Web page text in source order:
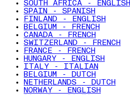
SOUTH AFRICA - ENGLISH
SPAIN - SPANISH
FINLAND - ENGLISH
BELGIUM - FRENCH
CANADA - FRENCH
SWITZERLAND - FRENCH
FRANCE - FRENCH
HUNGARY - ENGLISH
ITALY - ITALIAN
BELGIUM - DUTCH
NETHERLANDS - DUTCH
NORWAY - ENGLISH